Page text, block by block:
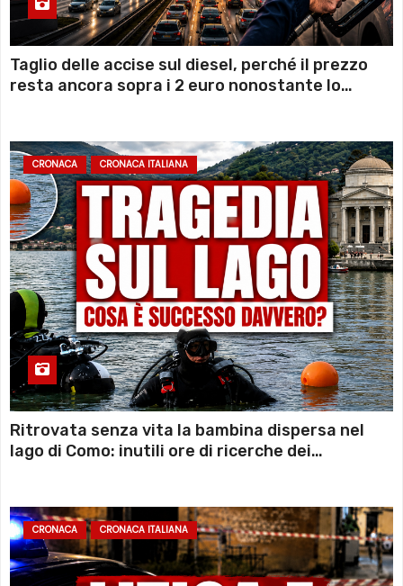
Taglio delle accise sul diesel, perché il prezzo
resta ancora sopra i 2 euro nonostante lo
CRONACA CRONACA ITALIANA
Ritrovata senza vita la bambina dispersa nel
lago di Como: inutili ore di ricerche dei
CRONACA CRONACA ITALIANA